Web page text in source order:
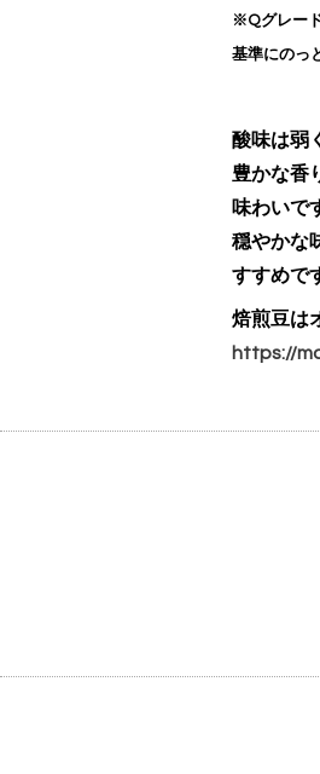
※Qグレー
基準にのっ
酸味は弱
豊かな香
味わいで
穏やかな
すすめで
焙煎豆は
https://